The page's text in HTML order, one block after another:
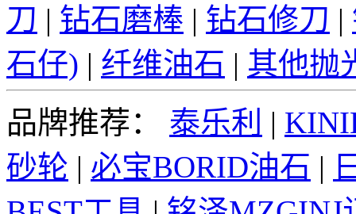
刀 | 钻石磨棒 | 钻石修刀 |
石仔) | 纤维油石 | 其他抛
品牌推荐：
泰乐利 |
砂轮 | 必宝BORID油石 |